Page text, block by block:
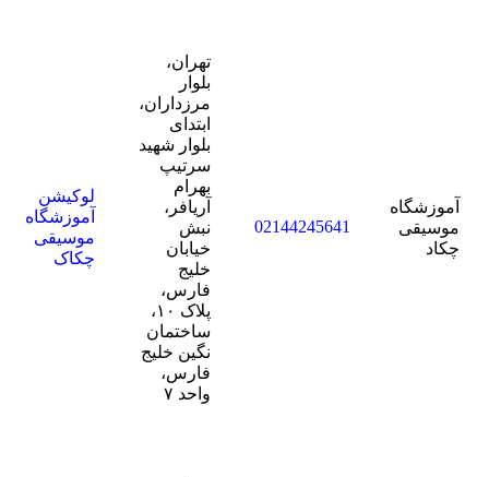
آموزشگاه
موسیقی
چکاد
02144245641
تهران،
بلوار
مرزداران،
ابتدای
بلوار شهید
سرتیپ
بهرام
آریافر،
نبش
خیابان
خلیج
فارس،
پلاک ۱۰،
ساختمان
نگین خلیج
فارس،
واحد ۷
لوکیشن
آموزشگاه
موسیقی
چکاک